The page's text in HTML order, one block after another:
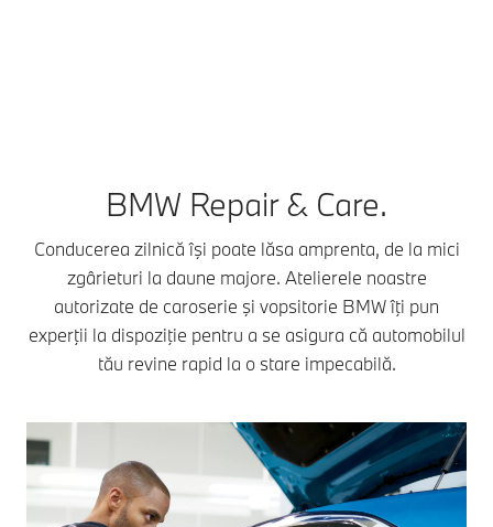
BMW Repair & Care.
Conducerea zilnică îşi poate lăsa amprenta, de la mici
zgârieturi la daune majore. Atelierele noastre
autorizate de caroserie şi vopsitorie BMW îţi pun
experţii la dispoziţie pentru a se asigura că automobilul
tău revine rapid la o stare impecabilă.